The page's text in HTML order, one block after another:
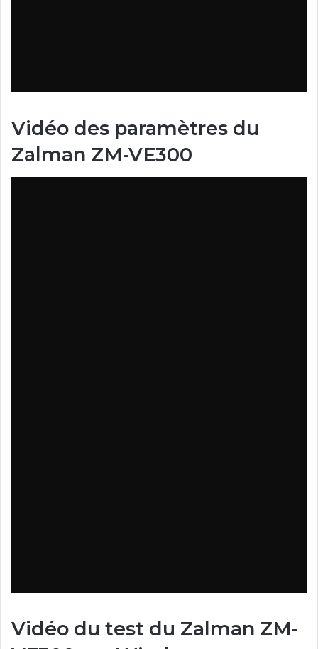
Vidéo des paramètres du
Zalman ZM-VE300
Vidéo du test du Zalman ZM-